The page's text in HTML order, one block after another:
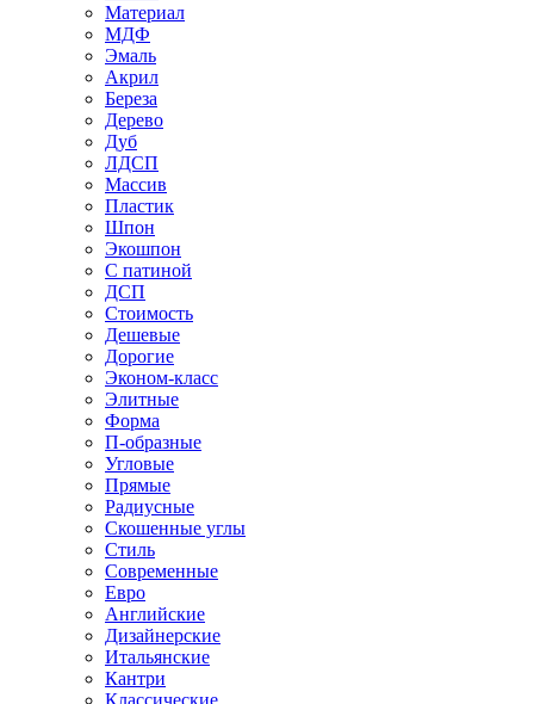
Материал
МДФ
Эмаль
Акрил
Береза
Дерево
Дуб
ЛДСП
Массив
Пластик
Шпон
Экошпон
С патиной
ДСП
Стоимость
Дешевые
Дорогие
Эконом-класс
Элитные
Форма
П-образные
Угловые
Прямые
Радиусные
Скошенные углы
Стиль
Современные
Евро
Английские
Дизайнерские
Итальянские
Кантри
Классические